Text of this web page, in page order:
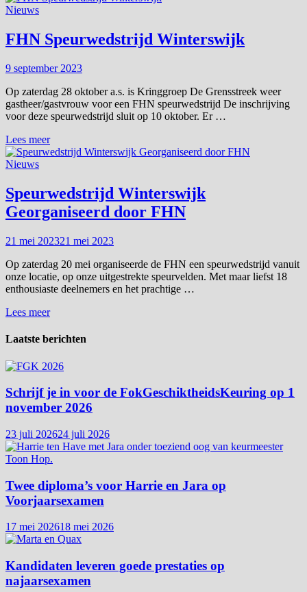
Speuren
Nieuws
FHN Speurwedstrijd Winterswijk
9 september 2023
Op zaterdag 28 oktober a.s. is Kringgroep De Grensstreek weer
gastheer/gastvrouw voor een FHN speurwedstrijd De inschrijving
voor deze speurwedstrijd sluit op 10 oktober. Er …
FHN
Speurwedstrijd
Winterswijk
Lees meer
Nieuws
Speurwedstrijd Winterswijk
Georganiseerd door FHN
21 mei 202321 mei 2023
Op zaterdag 20 mei organiseerde de FHN een speurwedstrijd vanuit
onze locatie, op onze uitgestrekte speurvelden. Met maar liefst 18
enthousiaste deelnemers en het prachtige …
Speurwedstrijd
Georganiseerd
FHN
Lees meer
Laatste berichten
Schrijf je in voor de FokGeschiktheidsKeuring op 1
november 2026
23 juli 202624 juli 2026
Twee diploma’s voor Harrie en Jara op
Voorjaarsexamen
17 mei 202618 mei 2026
Kandidaten leveren goede prestaties op
najaarsexamen